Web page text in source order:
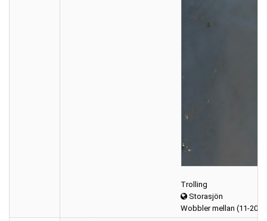
Trolling
Storasjön
Wobbler mellan (11-20